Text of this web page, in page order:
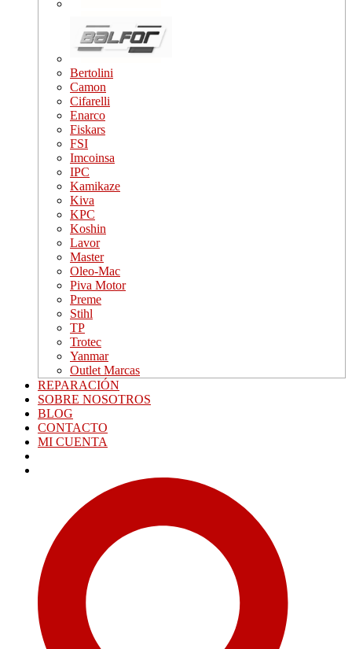
Bertolini
Camon
Cifarelli
Enarco
Fiskars
FSI
Imcoinsa
IPC
Kamikaze
Kiva
KPC
Koshin
Lavor
Master
Oleo-Mac
Piva Motor
Preme
Stihl
TP
Trotec
Yanmar
Outlet Marcas
REPARACIÓN
SOBRE NOSOTROS
BLOG
CONTACTO
MI CUENTA